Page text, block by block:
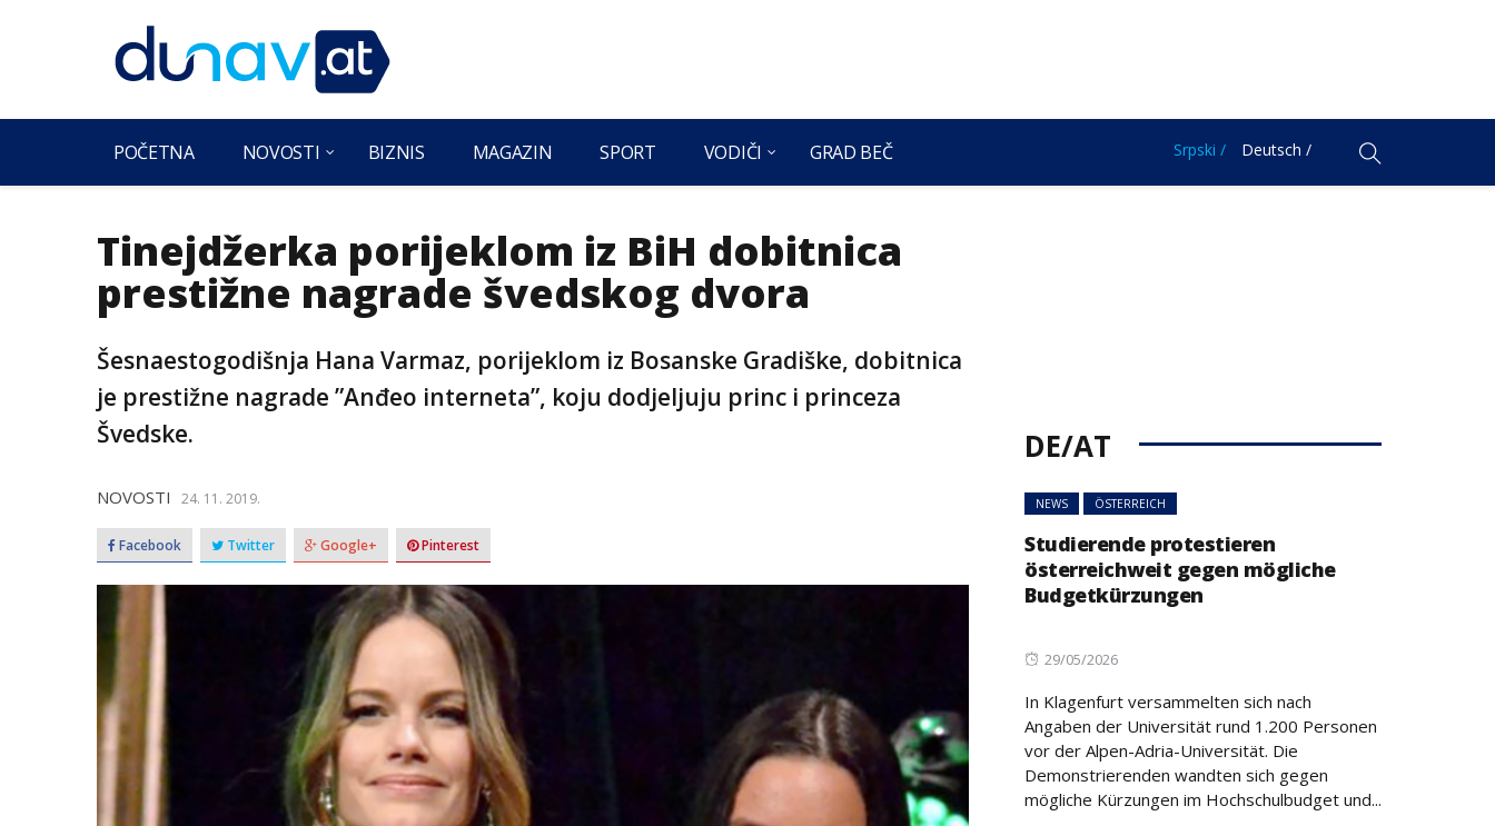
POČETNA NOVOSTI BIZNIS MAGAZIN SPORT VODIČI GRAD BEČ Srpski / Deutsch /
Tinejdžerka porijeklom iz BiH dobitnica
prestižne nagrade švedskog dvora
Šesnaestogodišnja Hana Varmaz, porijeklom iz Bosanske Gradiške, dobitnica
je prestižne nagrade ”Anđeo interneta”, koju dodjeljuju princ i princeza
Švedske.
NOVOSTI 24. 11. 2019.
Facebook Twitter Google+ Pinterest
DE/AT
NEWS ÖSTERREICH
Studierende protestieren
österreichweit gegen mögliche
Budgetkürzungen
Posted
29/05/2026
In Klagenfurt versammelten sich nach
Angaben der Universität rund 1.200 Personen
vor der Alpen-Adria-Universität. Die
Demonstrierenden wandten sich gegen
mögliche Kürzungen im Hochschulbudget und...